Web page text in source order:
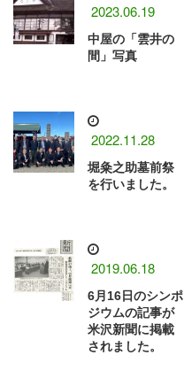
2023.06.19
中屋の「雲井の
間」写真
2022.11.28
堀粂之助墓前祭
を行いました。
2019.06.18
6月16日のシンポ
ジウムの記事が
米沢新聞に掲載
されました。